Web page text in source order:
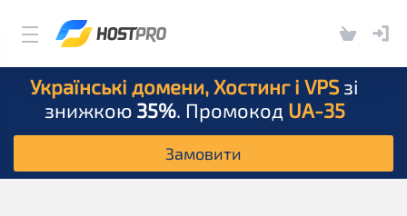
Українські домени, Хостинг і VPS зі
знижкою 35%. Промокод UA-35
Замовити